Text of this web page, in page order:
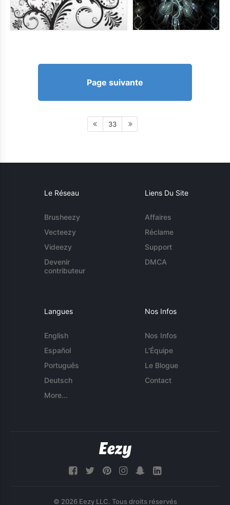
Page suivante
33
Le Réseau
Brusheezy
Vecteezy
Videezy
Devenir
contributeur
Liens Du Site
Affaires
Réclame
Support
DMCA
Langues
English
Español
Português
Deutsch
More...
Nos Infos
Nos Infos
L'Équipe
Le Blogue
Contact
© 2026 Eezy LLC. Tous droits réservés